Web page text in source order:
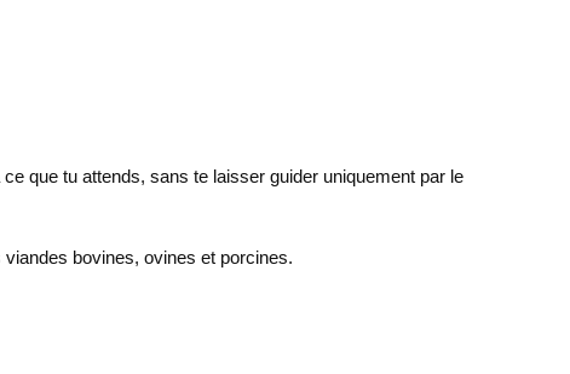
que tu attends, sans te laisser guider uniquement par le
viandes bovines, ovines et porcines.